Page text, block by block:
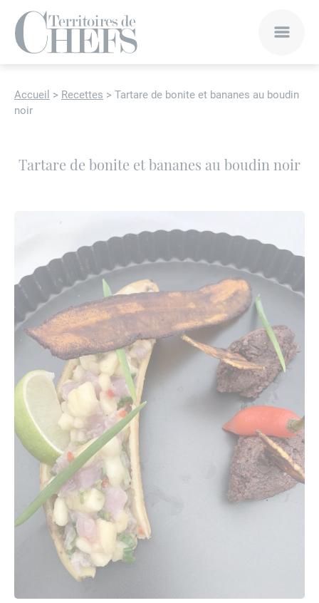
Accueil > Recettes > Tartare de bonite et bananes au boudin
noir
Tartare de bonite et bananes au boudin noir